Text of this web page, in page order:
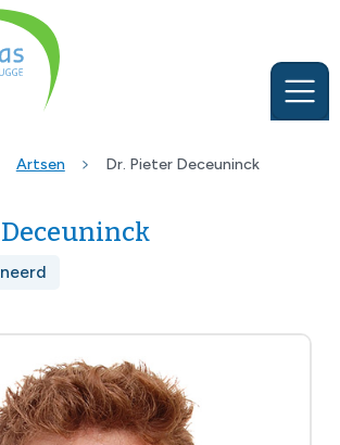
Artsen Dr. Pieter Deceuninck